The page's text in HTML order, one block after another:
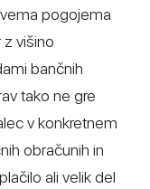
pogojema
višino
bančnih
tako ne gre
v konkretnem
obračunih in
ali velik del